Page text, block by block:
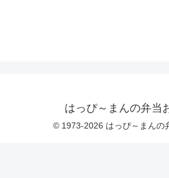
はっぴ～まんの弁当
© 1973-2026 はっぴ～まんの